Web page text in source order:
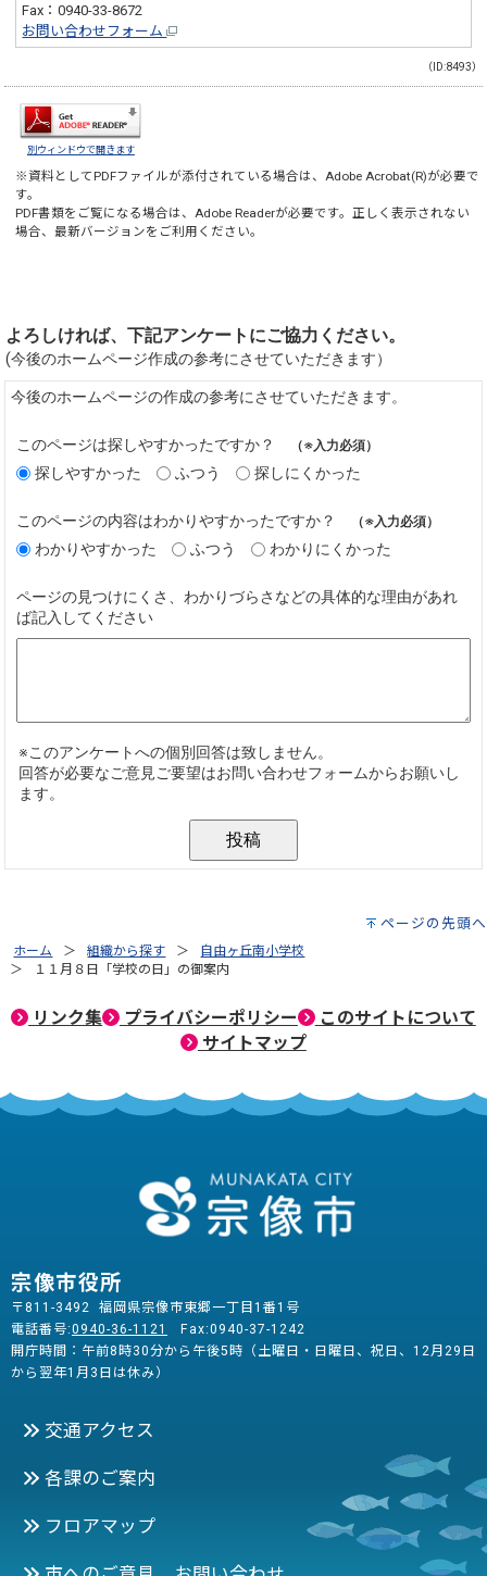
Fax：0940-33-8672
お問い合わせフォーム
（ID:8493）
別ウィンドウで開きます
※資料としてPDFファイルが添付されている場合は、 Adobe Acrobat(R)が必要で
す。
PDF書類をご覧になる場合は、 Adobe Readerが必要です。正しく表示されない
場合、最新バージョンをご利用ください。
ページの先頭へ
ホーム 組織から探す
自由ヶ丘南小学校
１１月８日「学校の日」の御案内
リンク集 プライバシーポリシー
このサイトについて
サイトマップ
宗像市役所
〒811-3492 福岡県宗像市東郷一丁目1番1号
電話番号:0940-36-1121
Fax:0940-37-1242
開庁時間：午前8時30分から午後5時（土曜日・日曜日、祝日、12月29日
から翌年1月3日は休み）
交通アクセス
各課のご案内
フロアマップ